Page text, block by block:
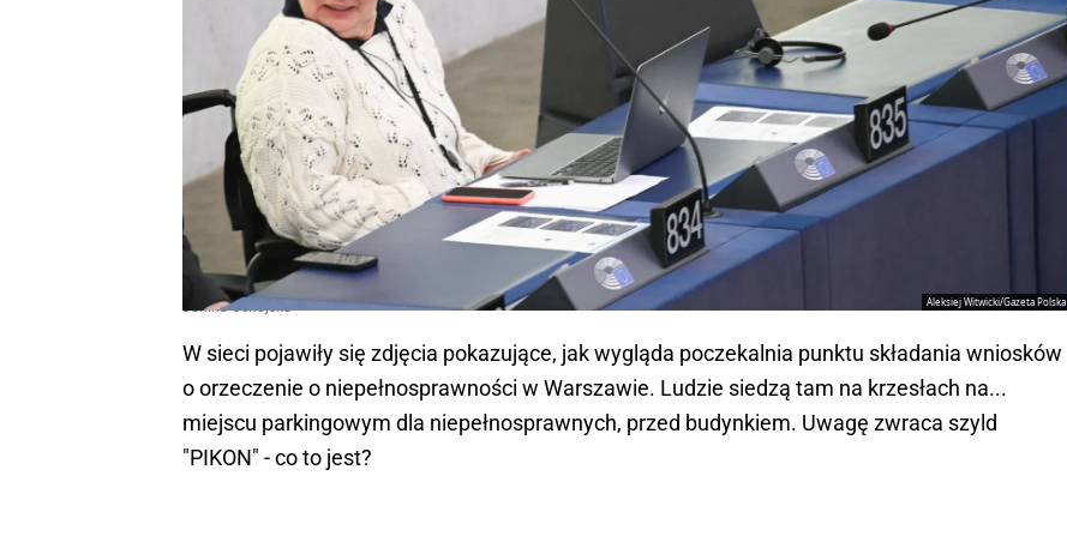
Aleksiej Witwicki/Gazeta Polska
Janina Ochojska
W sieci pojawiły się zdjęcia pokazujące, jak wygląda poczekalnia punktu składania wniosków
o orzeczenie o niepełnosprawności w Warszawie. Ludzie siedzą tam na krzesłach na...
miejscu parkingowym dla niepełnosprawnych, przed budynkiem. Uwagę zwraca szyld
"PIKON" - co to jest?